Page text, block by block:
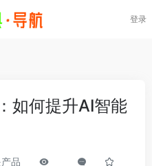
登录
如何提升AI智能
品